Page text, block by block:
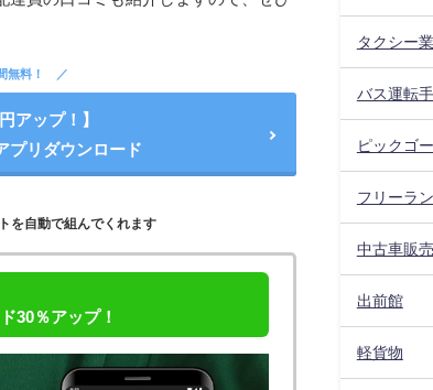
無料！
アップ！】
プリダウンロード
を自動で組んでくれます
30％アップ！
タクシー
バス運転手
ピックゴー
フリーラ
中古車販
出前館
軽貨物